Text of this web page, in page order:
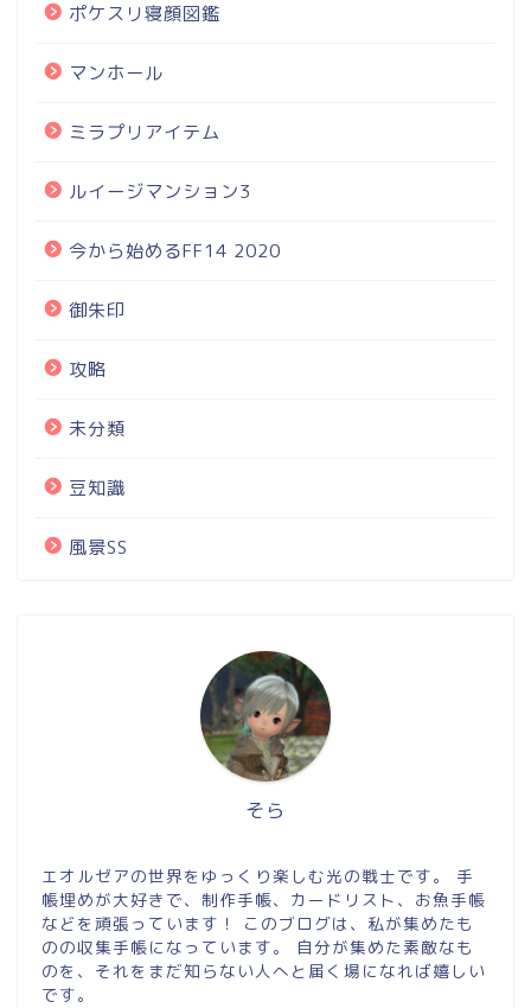
ポケスリ寝顔図鑑
マンホール
ミラプリアイテム
ルイージマンション3
今から始めるFF14 2020
御朱印
攻略
未分類
豆知識
風景SS
そら
エオルゼアの世界をゆっくり楽しむ光の戦士です。 手
帳埋めが大好きで、制作手帳、カードリスト、お魚手帳
などを頑張っています！ このブログは、私が集めたも
のの収集手帳になっています。 自分が集めた素敵なも
のを、それをまだ知らない人へと届く場になれば嬉しい
です。